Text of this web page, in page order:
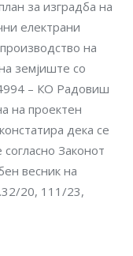
за изградба на
електрани
на
земјиште со
– КО Радовиш
на проектен
дека се
Законот
весник на
20, 111/23,